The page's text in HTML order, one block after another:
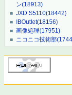
ン(18913)
JXD S5110(18442)
IBOutlet(18156)
画像処理(17951)
ニコニコ技術部